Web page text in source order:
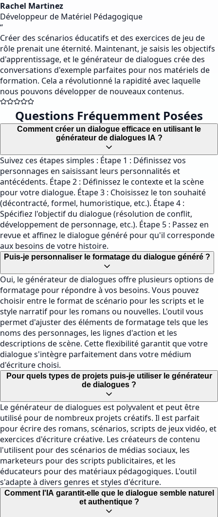
Rachel Martinez
Développeur de Matériel Pédagogique
“
Créer des scénarios éducatifs et des exercices de jeu de
rôle prenait une éternité. Maintenant, je saisis les objectifs
d'apprentissage, et le générateur de dialogues crée des
conversations d'exemple parfaites pour nos matériels de
formation. Cela a révolutionné la rapidité avec laquelle
nous pouvons développer de nouveaux contenus.
Questions Fréquemment Posées
Comment créer un dialogue efficace en utilisant le
générateur de dialogues IA ?
Suivez ces étapes simples : Étape 1 : Définissez vos
personnages en saisissant leurs personnalités et
antécédents. Étape 2 : Définissez le contexte et la scène
pour votre dialogue. Étape 3 : Choisissez le ton souhaité
(décontracté, formel, humoristique, etc.). Étape 4 :
Spécifiez l'objectif du dialogue (résolution de conflit,
développement de personnage, etc.). Étape 5 : Passez en
revue et affinez le dialogue généré pour qu'il corresponde
aux besoins de votre histoire.
Puis-je personnaliser le formatage du dialogue généré ?
Oui, le générateur de dialogues offre plusieurs options de
formatage pour répondre à vos besoins. Vous pouvez
choisir entre le format de scénario pour les scripts et le
style narratif pour les romans ou nouvelles. L'outil vous
permet d'ajuster des éléments de formatage tels que les
noms des personnages, les lignes d'action et les
descriptions de scène. Cette flexibilité garantit que votre
dialogue s'intègre parfaitement dans votre médium
d'écriture choisi.
Pour quels types de projets puis-je utiliser le générateur
de dialogues ?
Le générateur de dialogues est polyvalent et peut être
utilisé pour de nombreux projets créatifs. Il est parfait
pour écrire des romans, scénarios, scripts de jeux vidéo, et
exercices d'écriture créative. Les créateurs de contenu
l'utilisent pour des scénarios de médias sociaux, les
marketeurs pour des scripts publicitaires, et les
éducateurs pour des matériaux pédagogiques. L'outil
s'adapte à divers genres et styles d'écriture.
Comment l'IA garantit-elle que le dialogue semble naturel
et authentique ?